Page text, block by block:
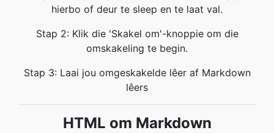
hierbo of deur te sleep en te laat val.
Stap 2: Klik die 'Skakel om'-knoppie om die
omskakeling te begin.
Stap 3: Laai jou omgeskakelde lêer af Markdown
lêers
HTML om Markdown